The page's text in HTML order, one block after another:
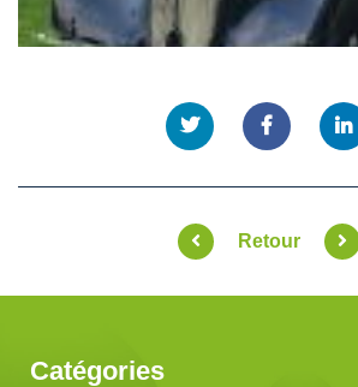
Retour
Catégories